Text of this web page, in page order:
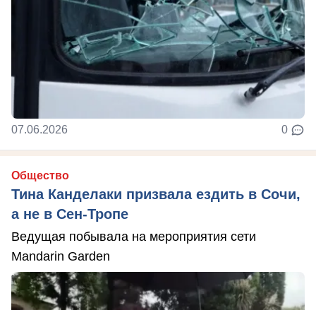
07.06.2026 0
Общество
Тина Канделаки призвала ездить в Сочи,
а не в Сен-Тропе
Ведущая побывала на мероприятия сети
Mandarin Garden